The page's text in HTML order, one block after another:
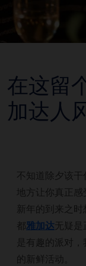
在这留
加达人
不知道除夕该
地方让你真正感
新年的到来之
都雅加达 无疑
是有趣的派对
的新鲜活动。